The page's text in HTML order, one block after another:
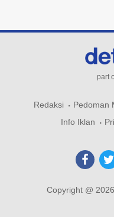
part
Redaksi Pedoman
Info Iklan
Copyright @